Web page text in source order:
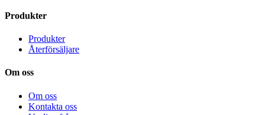
Produkter
Produkter
Återförsäljare
Om oss
Om oss
Kontakta oss